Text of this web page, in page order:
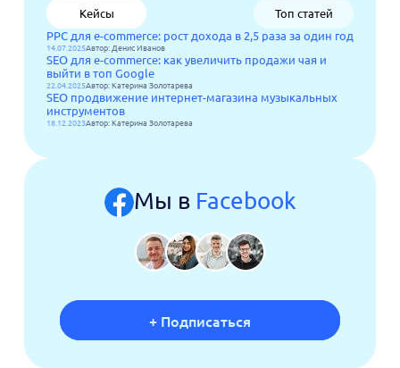
Кейсы
Топ статей
PPC для e-commerce: рост дохода в 2,5 раза за один год
14.07.2025Автор: Денис Иванов
SEO для e-commerce: как увеличить продажи чая и
выйти в топ Google
22.04.2025Автор: Катерина Золотарева
SEO продвижение интернет-магазина музыкальных
инструментов
18.12.2023Автор: Катерина Золотарева
Мы в Facebook
+ Подписаться